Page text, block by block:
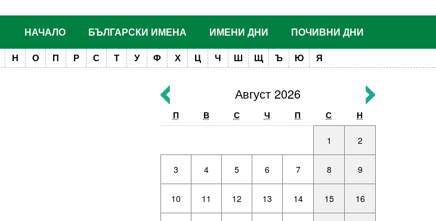
НАЧАЛО БЪЛГАРСКИ ИМЕНА ИМЕНИ ДНИ ПОЧИВНИ ДНИ
Н О П Р С Т У Ф Х Ц Ч Ш Щ Ъ Ю Я
Август 2026
П В С Ч П С Н
1 2
3 4 5 6 7 8 9
10 11 12 13 14 15 16